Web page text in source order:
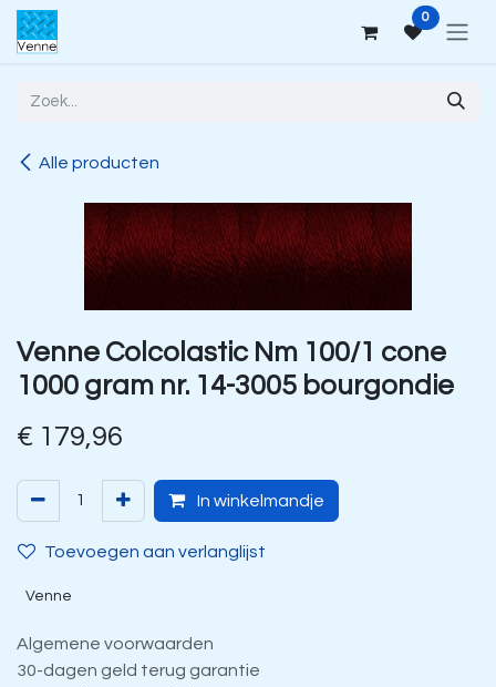
Overslaan naar inhoud 0
Alle producten
Venne Colcolastic Nm 100/1 cone
1000 gram nr. 14-3005 bourgondie
€ 179,96
In winkelmandje
Toevoegen aan verlanglijst
Venne
Algemene voorwaarden
30-dagen geld terug garantie